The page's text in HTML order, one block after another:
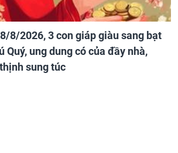
8/2026, 3 con giáp giàu sang bạt
Quý, ung dung có của đầy nhà,
sung túc